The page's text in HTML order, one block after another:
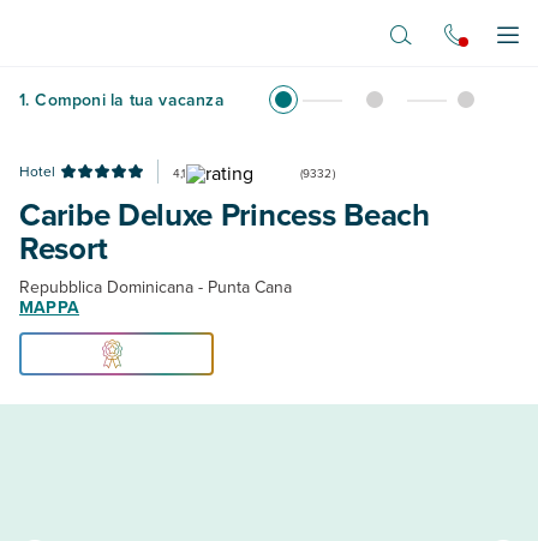
1. Componi la tua vacanza
Hotel 4,1 (9332)
Caribe Deluxe Princess Beach
Resort
Repubblica Dominicana - Punta Cana
MAPPA